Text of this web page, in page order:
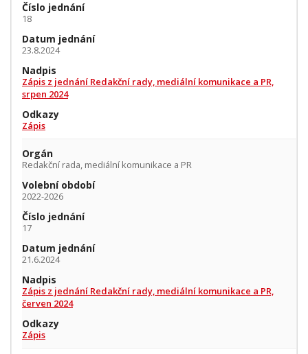
Číslo jednání
18
Datum jednání
23.8.2024
Nadpis
Zápis z jednání Redakční rady, mediální komunikace a PR,
srpen 2024
Odkazy
Zápis
Orgán
Redakční rada, mediální komunikace a PR
Volební období
2022-2026
Číslo jednání
17
Datum jednání
21.6.2024
Nadpis
Zápis z jednání Redakční rady, mediální komunikace a PR,
červen 2024
Odkazy
Zápis